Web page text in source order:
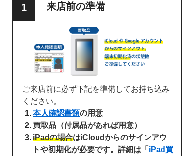
来店前の準備
ご来店前に必ず下記を準備してお持ち込み
ください。
本人確認書類の用意
買取品（付属品があれば用意）
iPadの場合はiCloudからのサインアウ
トや初期化が必要です。詳細は「 iPad買